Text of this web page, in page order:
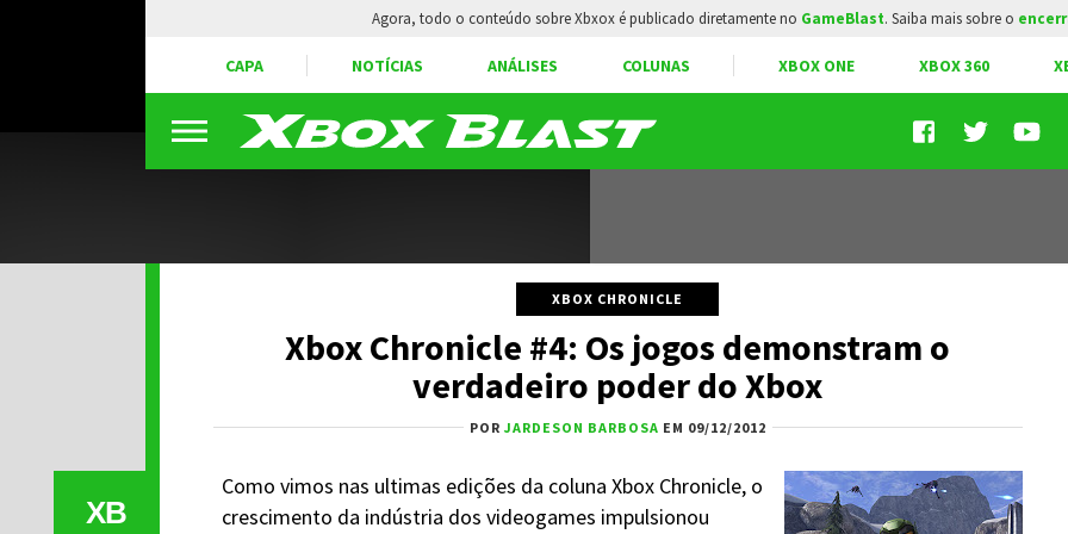
Agora, todo o conteúdo sobre Xbxox é publicado diretamente no GameBlast. Saiba mais sobre o
CAPA NOTÍCIAS ANÁLISES COLUNAS XBOX ONE XBOX 360
XBOX CHRONICLE
Xbox Chronicle #4: Os jogos demonstram o
verdadeiro poder do Xbox
POR JARDESON BARBOSA EM 09/12/2012
Como vimos nas ultimas edições da coluna Xbox Chronicle, o
crescimento da indústria dos videogames impulsionou
XB